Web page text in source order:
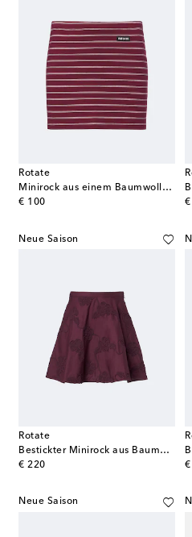
Rotate
Minirock aus einem Baumwollgemisch
€ 100
original price
€
Neue Saison
Rotate
Bestickter Minirock aus Baumwollpopeline
€ 220
original price
€
Neue Saison